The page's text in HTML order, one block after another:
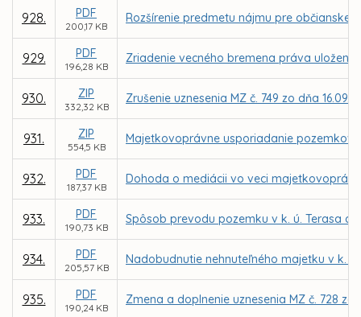
928. PDF
200,17 KB
Rozšírenie predmetu nájmu pre občianske
929. PDF
196,28 KB
Zriadenie vecného bremena práva
930. ZIP
332,32 KB
Zrušenie uznesenia MZ č. 749 zo dňa
931. ZIP
554,5 KB
Majetkovoprávne usporiadanie pozemkov
932. PDF
187,37 KB
Dohoda o mediácii vo veci
933. PDF
190,73 KB
Spôsob prevodu pozemku v k. ú. Terasa
934. PDF
205,57 KB
Nadobudnutie nehnuteľného majetku v k.
935. PDF
190,24 KB
Zmena a doplnenie uznesenia MZ č. 728 zo